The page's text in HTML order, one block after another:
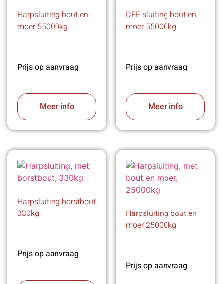
Harpsluiting bout en
moer 55000kg
Prijs op aanvraag
Meer info
DEE sluiting bout en
moer 55000kg
Prijs op aanvraag
Meer info
Harpsluiting borstbout
330kg
Prijs op aanvraag
Harpsluiting bout en
moer 25000kg
Prijs op aanvraag